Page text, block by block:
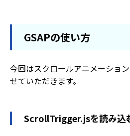
GSAPの使い方
今回はスクロールアニメーショ
せていただきます。
ScrollTrigger.jsを読み込